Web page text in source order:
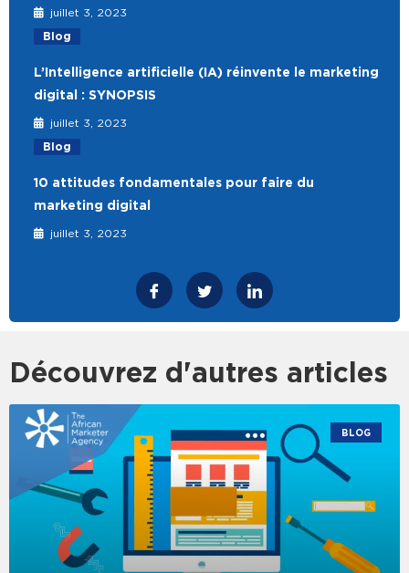
juillet 3, 2023
Blog
L’Intelligence artificielle (IA) réinvente le marketing
digital : SYNOPSIS
juillet 3, 2023
Blog
10 attitudes fondamentales pour faire du
marketing digital
juillet 3, 2023
Découvrez d'autres articles
BLOG